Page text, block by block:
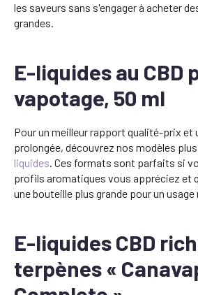
les saveurs sans s'engager à acheter
grandes.
E-liquides au CBD
vapotage, 50 ml
Pour un meilleur rapport qualité-prix et
prolongée, découvrez nos modèles
liquides. Ces formats sont parfaits si
profils aromatiques vous appréciez et
une bouteille plus grande pour un usage
E-liquides CBD
terpènes «